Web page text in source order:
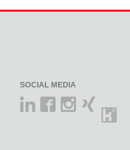
SOCIAL MEDIA